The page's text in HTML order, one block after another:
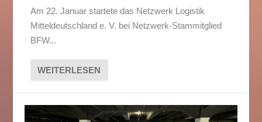
Am 22. Januar startete das Netzwerk Logistik
Mitteldeutschland e. V. bei Netzwerk-Stammitglied
BFW...
WEITERLESEN